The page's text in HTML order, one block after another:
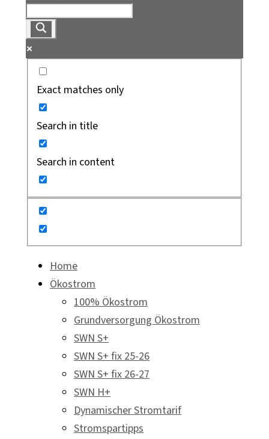
Exact matches only
Search in title
Search in content
Home
Ökostrom
100% Ökostrom
Grundversorgung Ökostrom
SWN S+
SWN S+ fix 25-26
SWN S+ fix 26-27
SWN H+
Dynamischer Stromtarif
Stromspartipps